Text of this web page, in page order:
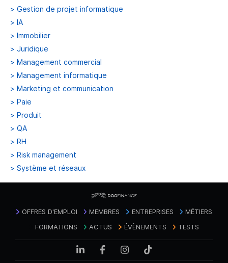
> Gestion de projet informatique
> IA
> Immobilier
> Juridique
> Management commercial
> Management informatique
> Marketing et communication
> Paie
> Produit
> QA
> RH
> Risk management
> Système et réseaux
OFFRES D'EMPLOI MEMBRES ENTREPRISES
MÉTIERS
FORMATIONS
ACTUS ÉVÈNEMENTS TESTS